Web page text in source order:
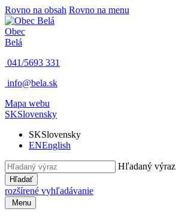
Rovno na obsah Rovno na menu
Obec
Belá
041/5693 331
info@bela.sk
Mapa webu
SKSlovensky
SKSlovensky
ENEnglish
Hľadaný výraz
Hľadať
rozšírené vyhľadávanie
Menu